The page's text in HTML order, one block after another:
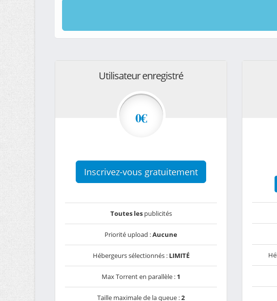
Utilisateur enregistré
0€
Inscrivez-vous gratuitement
Toutes lespublicités
Priorité upload :Aucune
Hébergeurs sélectionnés : LIMITÉ
Max Torrent en parallèle : 1
Taille maximale de la queue :2